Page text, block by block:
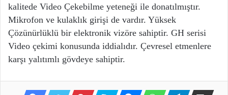
kalitede Video Çekebilme yeteneği ile donatılmıştır.
Mikrofon ve kulaklık girişi de vardır. Yüksek
Çözünürlüklü bir elektronik vizöre sahiptir. GH serisi
Video çekimi konusunda iddialıdır. Çevresel etmenlere
karşı yalıtımlı gövdeye sahiptir.